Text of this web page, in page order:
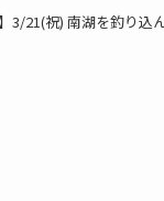
3/21(祝) 南湖を釣り込